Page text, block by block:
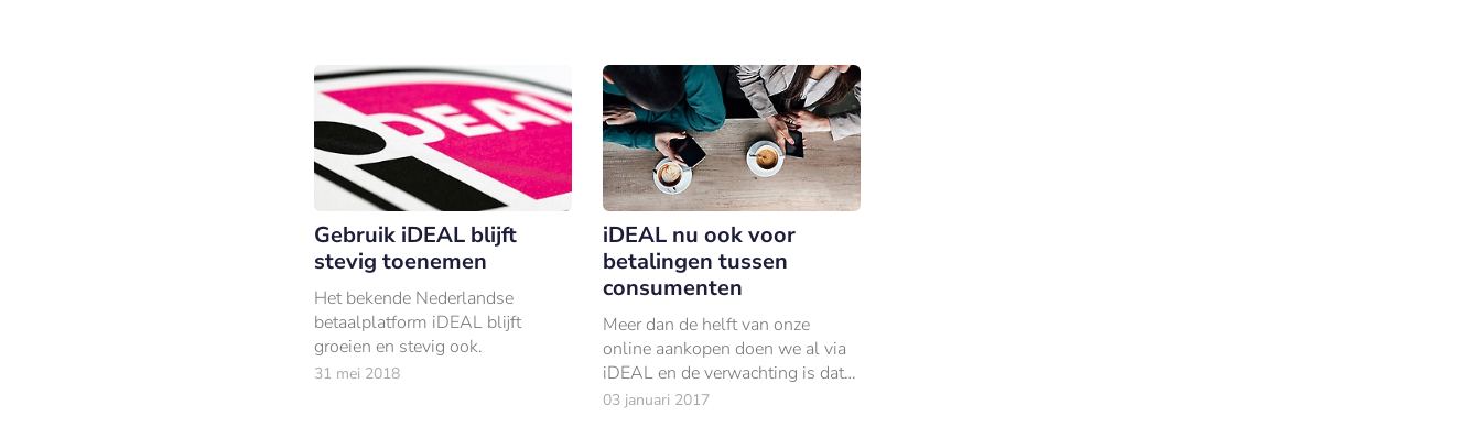
Gebruik iDEAL blijft
stevig toenemen
Het bekende Nederlandse
betaalplatform iDEAL blijft
groeien en stevig ook.
31 mei 2018
iDEAL nu ook voor
betalingen tussen
consumenten
Meer dan de helft van onze
online aankopen doen we al via
iDEAL en de verwachting is dat
consumenten voor onderlinge
03 januari 2017